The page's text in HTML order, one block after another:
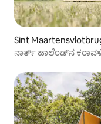
Sint
ನಾರ್ತ್ ಹಾಲೆಂಡ್‌ನ